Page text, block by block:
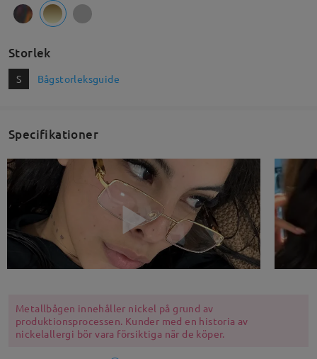
Storlek
S Bågstorleksguide
Specifikationer
Metallbågen innehåller nickel på grund av
produktionsprocessen. Kunder med en historia av
nickelallergi bör vara försiktiga när de köper.